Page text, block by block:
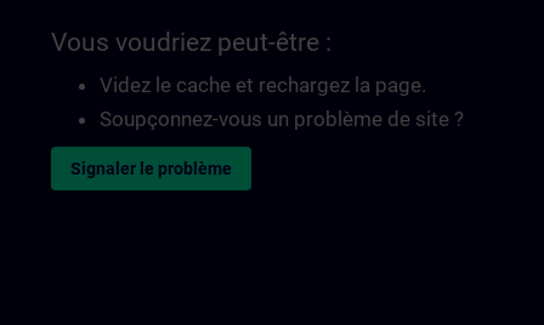
Vous voudriez peut-être :
Videz le cache et rechargez la page.
Soupçonnez-vous un problème de site ?
Signaler le problème